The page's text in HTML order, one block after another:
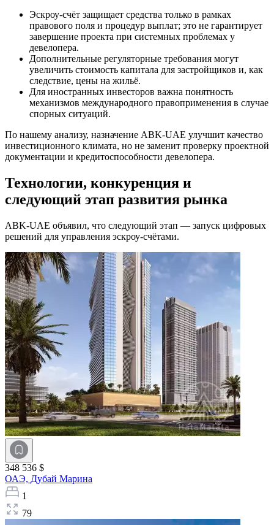
Эскроу‑счёт защищает средства только в рамках
правового поля и процедур выплат; это не гарантирует
завершение проекта при системных проблемах у
девелопера.
Дополнительные регуляторные требования могут
увеличить стоимость капитала для застройщиков и, как
следствие, цены на жильё.
Для иностранных инвесторов важна понятность
механизмов международного правоприменения в случае
спорных ситуаций.
По нашему анализу, назначение ABK‑UAE улучшит качество
инвестиционного климата, но не заменит проверку проектной
документации и кредитоспособности девелопера.
Технологии, конкуренция и
следующий этап развития рынка
ABK‑UAE объявил, что следующий этап — запуск цифровых
решений для управления эскроу‑счётами.
348 536 $
ОАЭ, Дубай Марина
1
79